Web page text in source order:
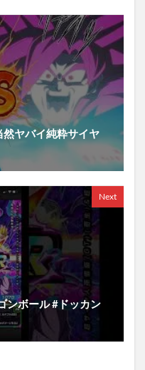
ヤバイ純粋サイヤ
Next
ンボール #ドッカン